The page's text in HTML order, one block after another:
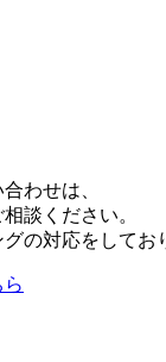
わせは、
談ください。
の対応をしてお